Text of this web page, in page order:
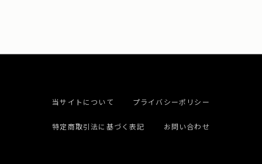
当サイトについて プライバシーポリシー
特定商取引法に基づく表記 お問い合わせ